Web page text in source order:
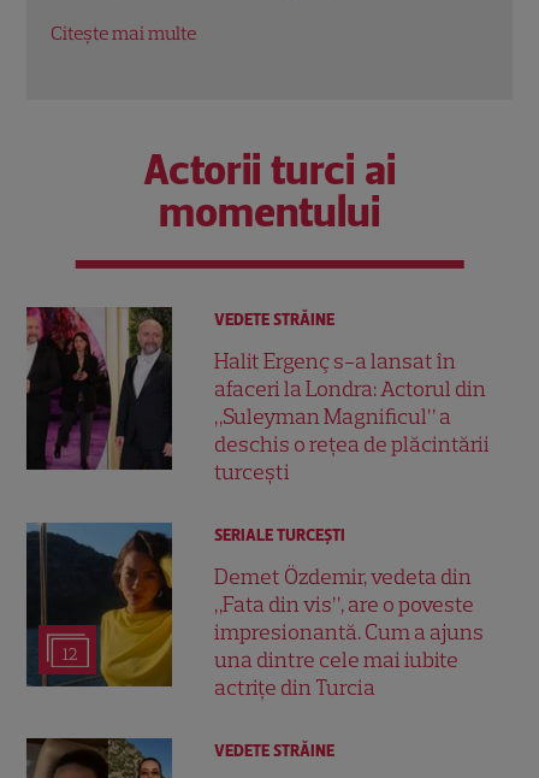
Citește mai multe
Actorii turci ai
momentului
VEDETE STRĂINE
Halit Ergenç s-a lansat în
afaceri la Londra: Actorul din
„Suleyman Magnificul” a
deschis o rețea de plăcintării
turcești
12
SERIALE TURCEŞTI
Demet Özdemir, vedeta din
„Fata din vis”, are o poveste
impresionantă. Cum a ajuns
una dintre cele mai iubite
actrițe din Turcia
VEDETE STRĂINE